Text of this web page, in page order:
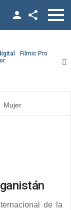
Filmic Pro paso a
Mujer
de la